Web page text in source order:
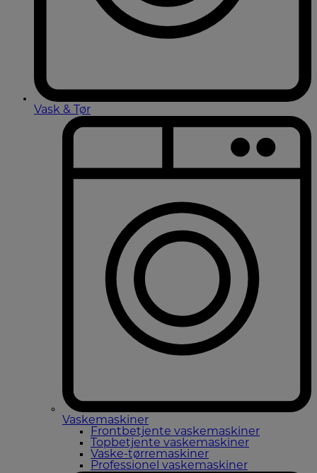
Vask & Tør
Vaskemaskiner
Frontbetjente vaskemaskiner
Topbetjente vaskemaskiner
Vaske-tørremaskiner
Professionel vaskemaskiner